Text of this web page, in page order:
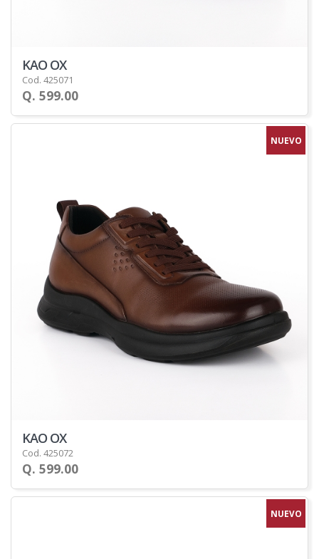
KAO OX
Cod. 425071
Q. 599.00
NUEVO
KAO OX
Cod. 425072
Q. 599.00
NUEVO